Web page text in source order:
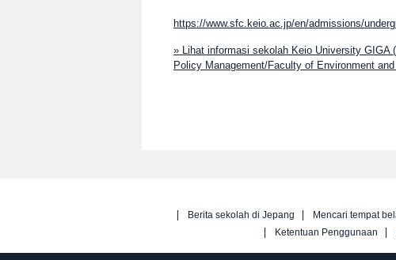
https://www.sfc.keio.ac.jp/en/admissions/
» Lihat informasi sekolah Keio University GIGA
Policy Management/Faculty of Environment
Berita sekolah di Jepang Mencari tempat
Ketentuan Penggunaan